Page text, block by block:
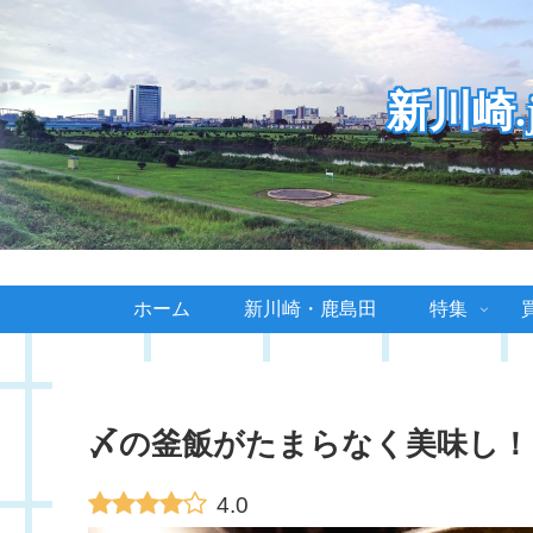
新川崎
ホーム 新川崎・鹿島田 特集
〆の釜飯がたまらなく美味し
4.0